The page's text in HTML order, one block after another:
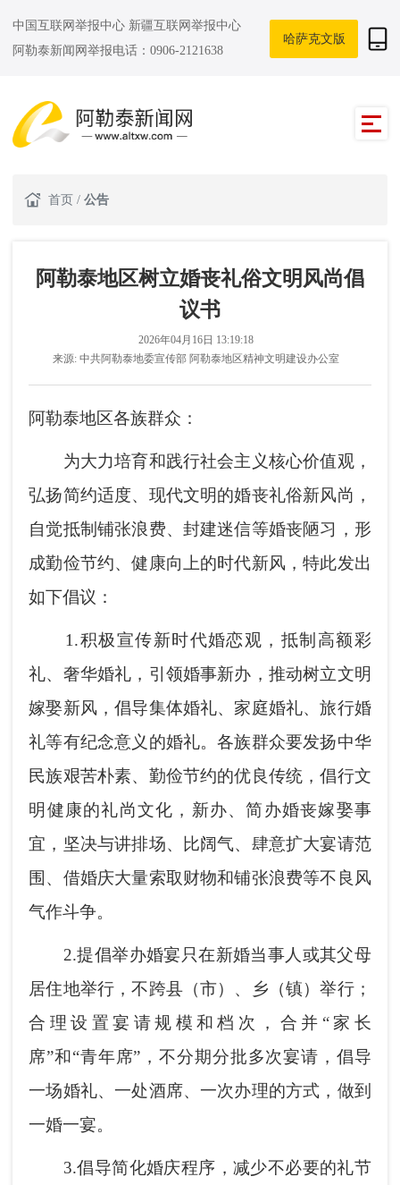
中国互联网举报中心 新疆互联网举报中心
阿勒泰新闻网举报电话：0906-2121638
哈萨克文版
首页 / 公告
阿勒泰地区树立婚丧礼俗文明风尚倡
议书
2026年04月16日 13:19:18
来源:中共阿勒泰地委宣传部 阿勒泰地区精神文明建设办公室
阿勒泰地区各族群众：
为大力培育和践行社会主义核心价值观，
弘扬简约适度、现代文明的婚丧礼俗新风尚，
自觉抵制铺张浪费、封建迷信等婚丧陋习，形
成勤俭节约、健康向上的时代新风，特此发出
如下倡议：
1.积极宣传新时代婚恋观，抵制高额彩
礼、奢华婚礼，引领婚事新办，推动树立文明
嫁娶新风，倡导集体婚礼、家庭婚礼、旅行婚
礼等有纪念意义的婚礼。各族群众要发扬中华
民族艰苦朴素、勤俭节约的优良传统，倡行文
明健康的礼尚文化，新办、简办婚丧嫁娶事
宜，坚决与讲排场、比阔气、肆意扩大宴请范
围、借婚庆大量索取财物和铺张浪费等不良风
气作斗争。
2.提倡举办婚宴只在新婚当事人或其父母
居住地举行，不跨县（市）、乡（镇）举行；
合理设置宴请规模和档次，合并 “家长
席”和“青年席” ，不分期分批多次宴请，倡导
一场婚礼、一处酒席、一次办理的方式，做到
一婚一宴。
3.倡导简化婚庆程序，减少不必要的礼节